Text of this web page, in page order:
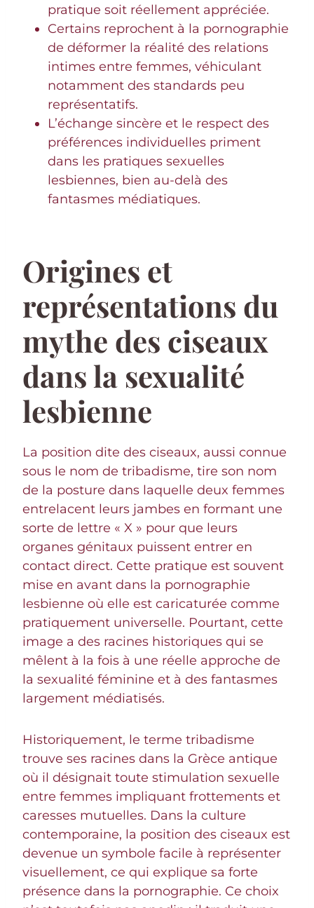
pratique soit réellement appréciée.
Certains reprochent à la pornographie
de déformer la réalité des relations
intimes entre femmes, véhiculant
notamment des standards peu
représentatifs.
L’échange sincère et le respect des
préférences individuelles priment
dans les pratiques sexuelles
lesbiennes, bien au-delà des
fantasmes médiatiques.
Origines et
représentations du
mythe des ciseaux
dans la sexualité
lesbienne
La position dite des ciseaux, aussi connue
sous le nom de tribadisme, tire son nom
de la posture dans laquelle deux femmes
entrelacent leurs jambes en formant une
sorte de lettre « X » pour que leurs
organes génitaux puissent entrer en
contact direct. Cette pratique est souvent
mise en avant dans la pornographie
lesbienne où elle est caricaturée comme
pratiquement universelle. Pourtant, cette
image a des racines historiques qui se
mêlent à la fois à une réelle approche de
la sexualité féminine et à des fantasmes
largement médiatisés.
Historiquement, le terme tribadisme
trouve ses racines dans la Grèce antique
où il désignait toute stimulation sexuelle
entre femmes impliquant frottements et
caresses mutuelles. Dans la culture
contemporaine, la position des ciseaux est
devenue un symbole facile à représenter
visuellement, ce qui explique sa forte
présence dans la pornographie. Ce choix